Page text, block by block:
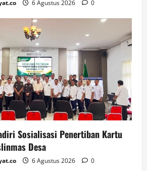
6 Agustus 2026 0
Sosialisasi Penertiban Kartu
Desa
6 Agustus 2026
0